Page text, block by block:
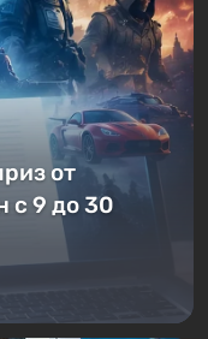
от
с 9 до 30